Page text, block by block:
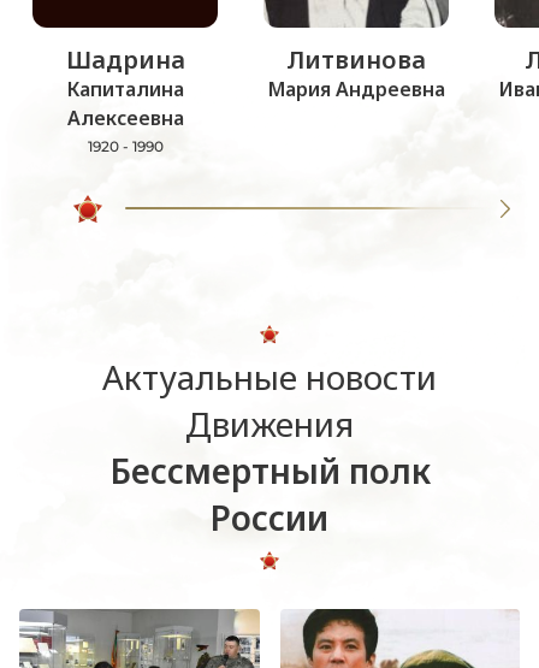
Шадрина
Капиталина
Алексеевна
1920 - 1990
Литвинова
Мария Андреевна
Актуальные новости
Движения
Бессмертный полк
России